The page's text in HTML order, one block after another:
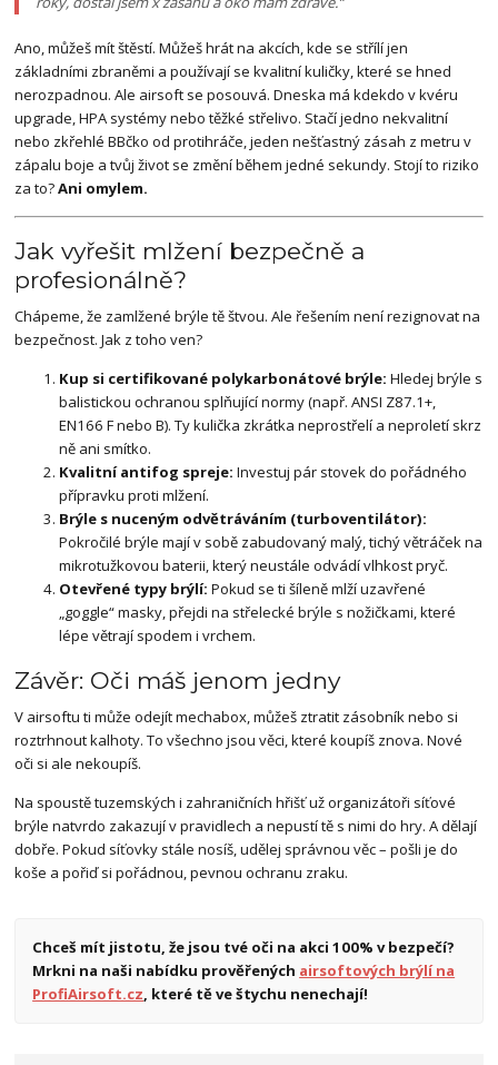
Ano, můžeš mít štěstí. Můžeš hrát na akcích, kde se střílí jen
základními zbraněmi a používají se kvalitní kuličky, které se hned
nerozpadnou. Ale airsoft se posouvá. Dneska má kdekdo v kvéru
upgrade, HPA systémy nebo těžké střelivo. Stačí jedno nekvalitní
nebo zkřehlé BBčko od protihráče, jeden nešťastný zásah z metru v
zápalu boje a tvůj život se změní během jedné sekundy. Stojí to riziko
za to?Ani omylem.
Jak vyřešit mlžení bezpečně a
profesionálně?
Chápeme, že zamlžené brýle tě štvou. Ale řešením není rezignovat na
bezpečnost. Jak z toho ven?
Kup si certifikované polykarbonátové brýle: Hledej brýle s
balistickou ochranou splňující normy (např. ANSI Z87.1+,
EN166 F nebo B). Ty kulička zkrátka neprostřelí a neproletí skrz
ně ani smítko.
Kvalitní antifog spreje: Investuj pár stovek do pořádného
přípravku proti mlžení.
Brýle s nuceným odvětráváním (turboventilátor):
Pokročilé brýle mají v sobě zabudovaný malý, tichý větráček na
mikrotužkovou baterii, který neustále odvádí vlhkost pryč.
Otevřené typy brýlí: Pokud se ti šíleně mlží uzavřené
„goggle“ masky, přejdi na střelecké brýle s nožičkami, které
lépe větrají spodem i vrchem.
Závěr: Oči máš jenom jedny
V airsoftu ti může odejít mechabox, můžeš ztratit zásobník nebo si
roztrhnout kalhoty. To všechno jsou věci, které koupíš znova. Nové
oči si ale nekoupíš.
Na spoustě tuzemských i zahraničních hřišť už organizátoři síťové
brýle natvrdo zakazují v pravidlech a nepustí tě s nimi do hry. A dělají
dobře. Pokud síťovky stále nosíš, udělej správnou věc – pošli je do
koše a pořiď si pořádnou, pevnou ochranu zraku.
Chceš mít jistotu, že jsou tvé oči na akci 100% v bezpečí?
Mrkni na naši nabídku prověřených airsoftových brýlí na
ProfiAirsoft.cz, které tě ve štychu nenechají!